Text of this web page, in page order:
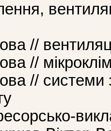
//
//
// системи